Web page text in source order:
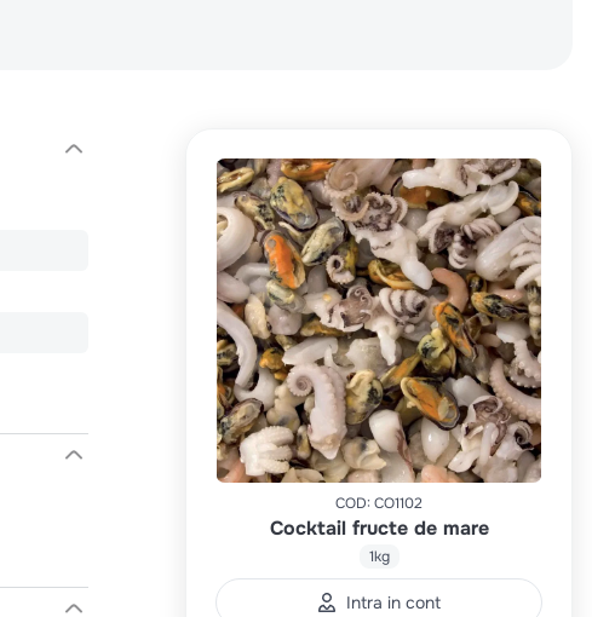
COD: CO1102
Cocktail fructe de mare
1kg
Intra in cont